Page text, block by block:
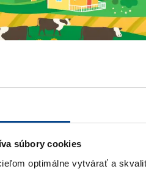
súbory cookies
optimálne vytvárať a